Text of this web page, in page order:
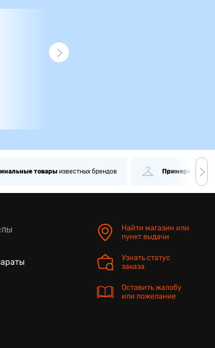
товарыизвестных брендов Примеркаи
Найти магазин или
пункт выдачи
Узнать статус
заказа
Оставить жалобу
или пожелание